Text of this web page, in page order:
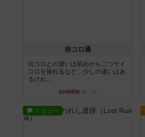
街コロ通
街コロとの違いは初めから二つサイ
コロを振れるなど、少しの違いはあ
るけれ...
約4時間前by くみ
レビュー